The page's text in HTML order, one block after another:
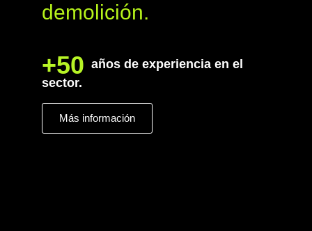
demolición.
+50 años de experiencia en el
sector.
Más información